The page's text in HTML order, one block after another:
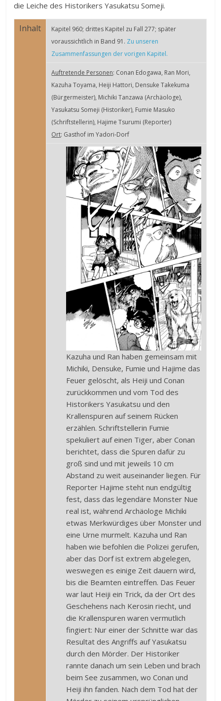
die Leiche des Historikers Yasukatsu Someji.
Inhalt
Kapitel 960; drittes Kapitel zu Fall 277; später
voraussichtlich in Band 91. Zu unseren
Zusammenfassungen der vorigen Kapitel.
Auftretende Personen: Conan Edogawa, Ran Mori,
Kazuha Toyama, Heiji Hattori, Densuke Takekuma
(Bürgermeister), Michiki Tanzawa (Archäologe),
Yasukatsu Someji (Historiker), Fumie Masuko
(Schriftstellerin), Hajime Tsurumi (Reporter)
Ort: Gasthof im Yadori-Dorf
Kazuha und Ran haben gemeinsam mit
Michiki, Densuke, Fumie und Hajime das
Feuer gelöscht, als Heiji und Conan
zurückkommen und vom Tod des
Historikers Yasukatsu und den
Krallenspuren auf seinem Rücken
erzählen. Schriftstellerin Fumie
spekuliert auf einen Tiger, aber Conan
berichtet, dass die Spuren dafür zu
groß sind und mit jeweils 10 cm
Abstand zu weit auseinander liegen. Für
Reporter Hajime steht nun endgültig
fest, dass das legendäre Monster Nue
real ist, während Archäologe Michiki
etwas Merkwürdiges über Monster und
eine Urne murmelt. Kazuha und Ran
haben wie befohlen die Polizei gerufen,
aber das Dorf ist extrem abgelegen,
weswegen es einige Zeit dauern wird,
bis die Beamten eintreffen. Das Feuer
war laut Heiji ein Trick, da der Ort des
Geschehens nach Kerosin riecht, und
die Krallenspuren waren vermutlich
fingiert: Nur einer der Schnitte war das
Resultat des Angriffs auf Yasukatsu
durch den Mörder. Der Historiker
rannte danach um sein Leben und brach
beim See zusammen, wo Conan und
Heiji ihn fanden. Nach dem Tod hat der